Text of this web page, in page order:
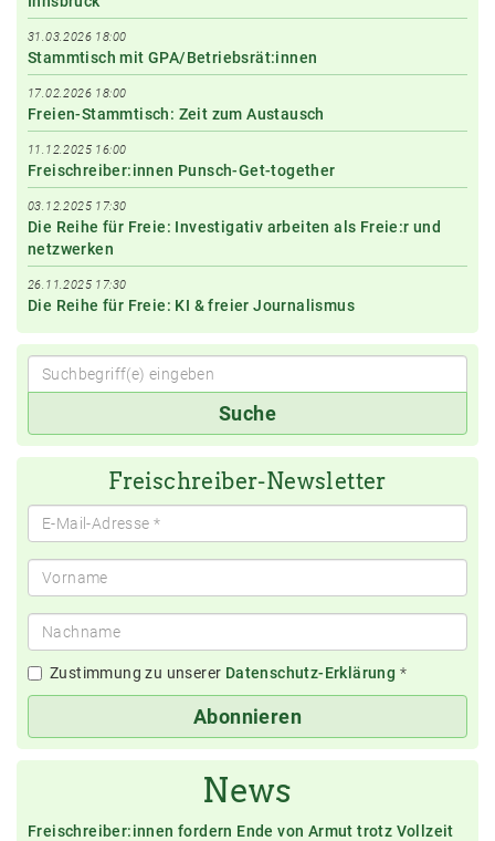
31.03.2026 18:00
Stammtisch mit GPA/Betriebsrät:innen
17.02.2026 18:00
Freien-Stammtisch: Zeit zum Austausch
11.12.2025 16:00
Freischreiber:innen Punsch-Get-together
03.12.2025 17:30
Die Reihe für Freie: Investigativ arbeiten als Freie:r und
netzwerken
26.11.2025 17:30
Die Reihe für Freie: KI & freier Journalismus
Suche
Freischreiber-Newsletter
Zustimmung zu unserer Datenschutz-Erklärung *
Abonnieren
News
Freischreiber:innen fordern Ende von Armut trotz Vollzeit